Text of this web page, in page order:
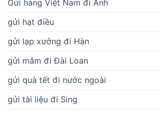
Gửi hàng Việt Nam đi Anh
gửi hạt điều
gửi lạp xưởng đi Hàn
gửi mắm đi Đài Loan
gửi quà tết đi nước ngoài
gửi tài liệu đi Sing